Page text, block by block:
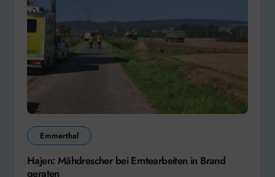
Emmerthal
Hajen: Mähdrescher bei Erntearbeiten in Brand
geraten